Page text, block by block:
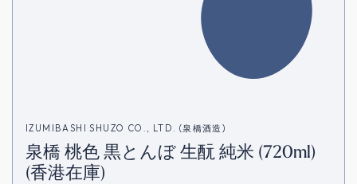
IZUMIBASHI SHUZO CO., LTD. (泉橋酒造)
泉橋 桃色 黒とんぼ 生酛 純米 (720ml)
(香港在庫)